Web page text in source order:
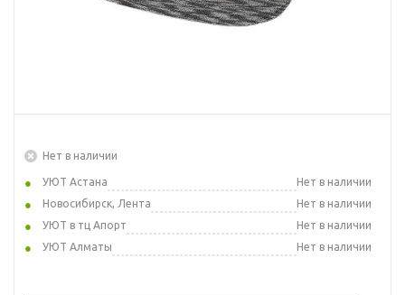
Нет в наличии
УЮТ Астана
Нет в наличии
Новосибирск, Лента
Нет в наличии
УЮТ в тц Апорт
Нет в наличии
УЮТ Алматы
Нет в наличии